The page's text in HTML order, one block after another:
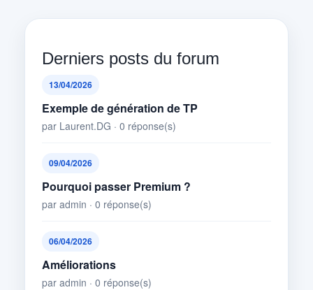
Derniers posts du forum
13/04/2026
Exemple de génération de TP
par Laurent.DG · 0 réponse(s)
09/04/2026
Pourquoi passer Premium ?
par admin · 0 réponse(s)
06/04/2026
Améliorations
par admin · 0 réponse(s)